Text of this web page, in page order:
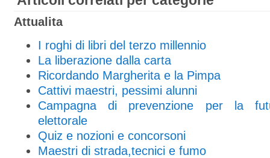
Attualita
I roghi di libri del terzo millennio
La liberazione dalla carta
Ricordando Margherita e la Pimpa
Cattivi maestri, pessimi alunni
Campagna di prevenzione per la
elettorale
Quiz e nozioni e concorsoni
Maestri di strada,tecnici e fumo